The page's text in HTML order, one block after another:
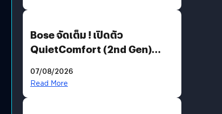
Bose จัดเต็ม ! เปิดตัว
QuietComfort (2nd Gen)
07/08/2026
Read More